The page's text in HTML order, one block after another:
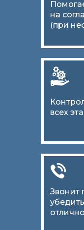
всех
на
(при
Звонит
отлично